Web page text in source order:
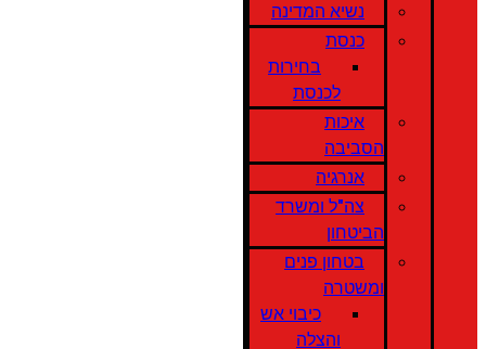
נשיא המדינה
כנסת
בחירות
לכנסת
איכות
הסביבה
אנרגיה
צה"ל ומשרד
הביטחון
בטחון פנים
ומשטרה
כיבוי אש
והצלה